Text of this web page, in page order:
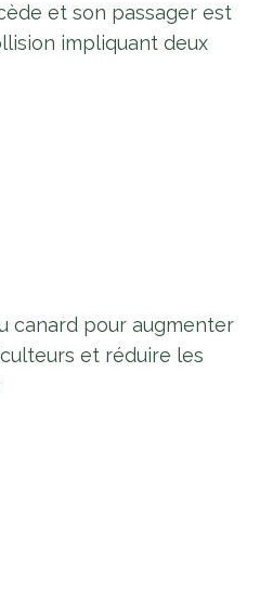
et son passager est
impliquant deux
canard pour augmenter
et réduire les